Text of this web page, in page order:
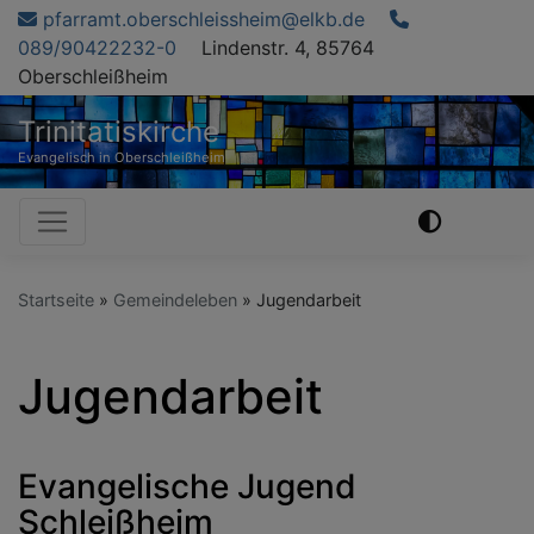
Direkt
zum
Inhalt
pfarramt.oberschleissheim@elkb.de
089/90422232-0
Lindenstr. 4, 85764
Oberschleißheim
Trinitatiskirche
Evangelisch in Oberschleißheim
Hauptnavigation
Startseite Gemeindeleben Jugendarbeit
Jugendarbeit
Evangelische Jugend
Schleißheim